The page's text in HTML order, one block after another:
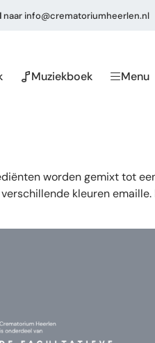
naarinfo@crematoriumheerlen.nl
Muziekboek Menu
worden gemixt tot
kleuren